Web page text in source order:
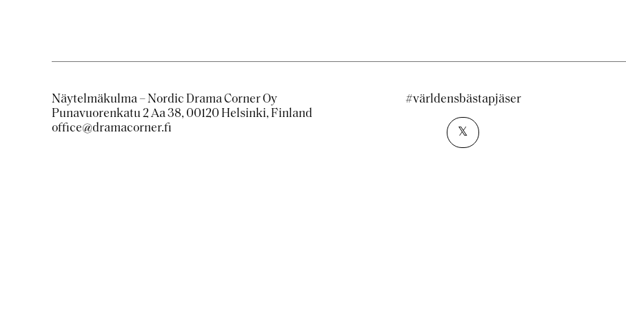
Näytelmäkulma – Nordic Drama Corner Oy
Punavuorenkatu 2 Aa 38, 00120 Helsinki, Finland
office@dramacorner.fi
#världensbästapjäser
𝕏